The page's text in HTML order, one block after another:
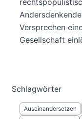
Versprechen
Gesellschaft
Schlagwörter
Auseinandersetzen